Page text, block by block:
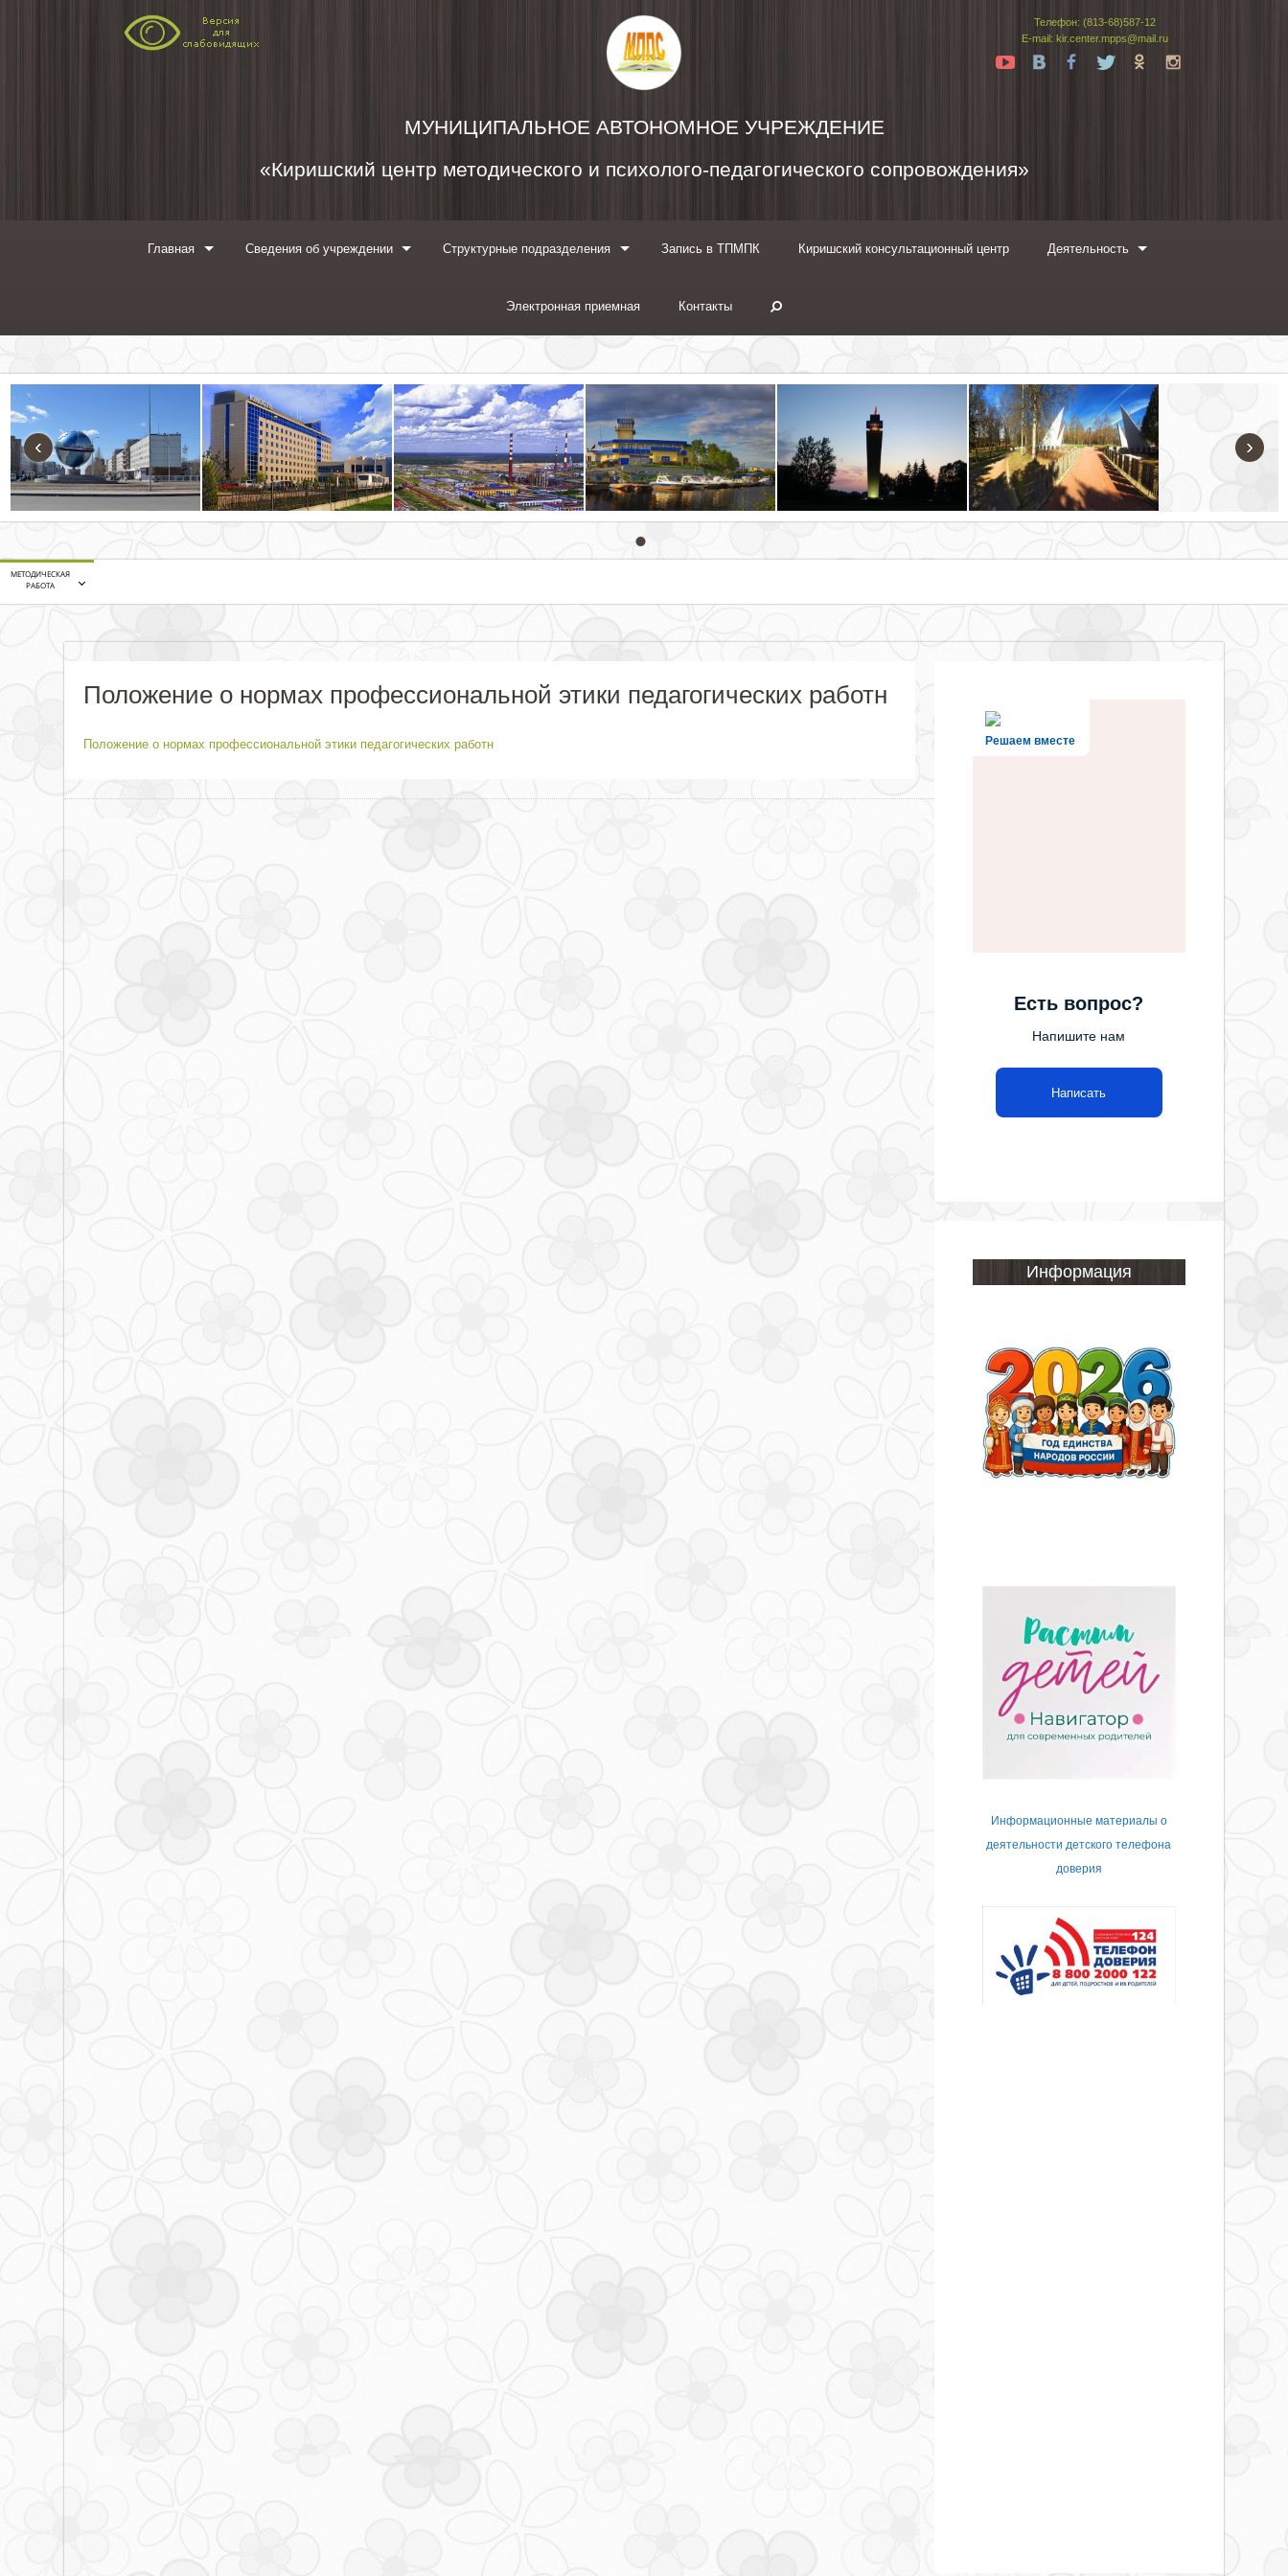
Телефон: (813-68)587-12
E-mail: kir.center.mpps@mail.ru
Yt
Tw
МУНИЦИПАЛЬНОЕ АВТОНОМНОЕ УЧРЕЖДЕНИЕ
«Киришский центр методического и психолого-педагогического сопровождения»
Главная Сведения об учреждении Структурные подразделения Запись в ТПМПК Киришский консультационный центр Деятельность
Электронная приемная Контакты
‹ ›
МЕТОДИЧЕСКАЯ
РАБОТА
Положение о нормах профессиональной этики педагогических работн
Положение о нормах профессиональной этики педагогических работн Решаем вместе
Есть вопрос?
Напишите нам
Написать
Информация
Информационные материалы о
деятельности детского телефона
доверия